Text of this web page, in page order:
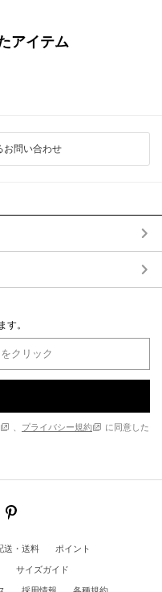
アイテム
お問い合わせ
。
、 プライバシー規約
に同意した
送・送料
ポイント
サイズガイド